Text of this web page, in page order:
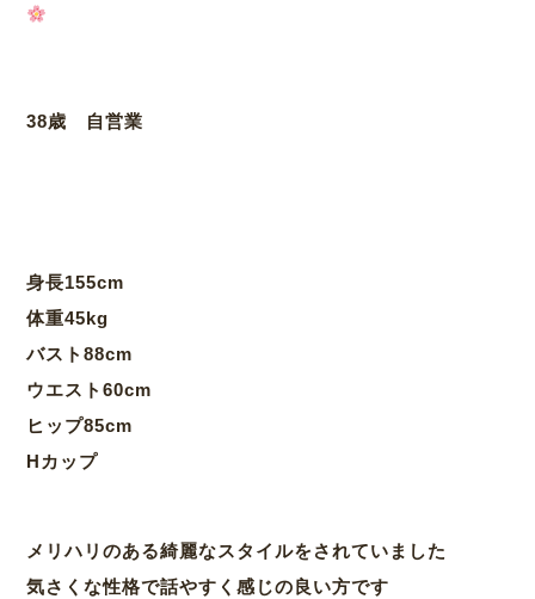
38歳 自営業
身長155cm
体重45kg
バスト88cm
ウエスト60cm
ヒップ85cm
Hカップ
メリハリのある綺麗なスタイルをされていました
気さくな性格で話やすく感じの良い方です